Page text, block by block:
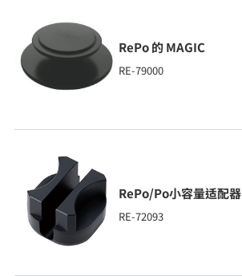
RePo 的 MAGIC
RE-79000
RePo/Po小容量适配器
RE-72093